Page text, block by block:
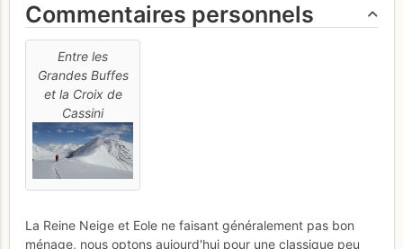
Commentaires personnels
Entre les
Grandes Buffes
et la Croix de
Cassini
La Reine Neige et Eole ne faisant généralement pas bon
ménage, nous optons aujourd'hui pour une classique peu